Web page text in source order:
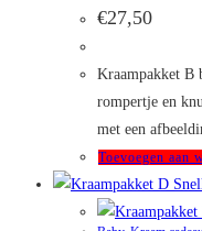
€27,50
Kraampakket B
rompertje en
met een
Toevoegen aan